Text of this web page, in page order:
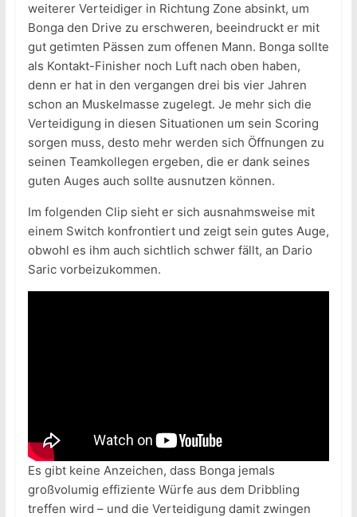
weiterer Verteidiger in Richtung Zone absinkt, um
Bonga den Drive zu erschweren, beeindruckt er mit
gut getimten Pässen zum offenen Mann. Bonga sollte
als Kontakt-Finisher noch Luft nach oben haben,
denn er hat in den vergangen drei bis vier Jahren
schon an Muskelmasse zugelegt. Je mehr sich die
Verteidigung in diesen Situationen um sein Scoring
sorgen muss, desto mehr werden sich Öffnungen zu
seinen Teamkollegen ergeben, die er dank seines
guten Auges auch sollte ausnutzen können.
Im folgenden Clip sieht er sich ausnahmsweise mit
einem Switch konfrontiert und zeigt sein gutes Auge,
obwohl es ihm auch sichtlich schwer fällt, an Dario
Saric vorbeizukommen.
Es gibt keine Anzeichen, dass Bonga jemals
großvolumig effiziente Würfe aus dem Dribbling
treffen wird – und die Verteidigung damit zwingen